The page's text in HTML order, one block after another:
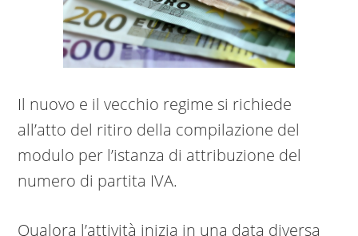
Il nuovo e il vecchio regime si richiede
all’atto del ritiro della compilazione del
modulo per l’istanza di attribuzione del
numero di partita IVA.
Qualora l’attività inizia in una data diversa